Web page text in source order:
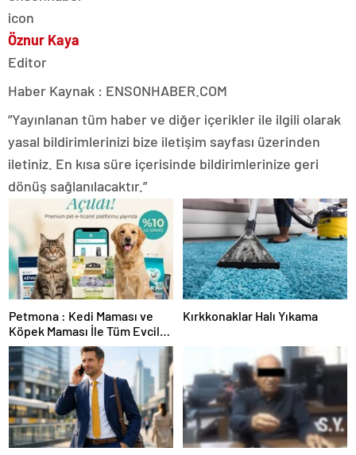
Öznur Kaya
Editor
Haber Kaynak : ENSONHABER.COM
“Yayınlanan tüm haber ve diğer içerikler ile ilgili olarak
yasal bildirimlerinizi bize iletişim sayfası üzerinden
iletiniz. En kısa süre içerisinde bildirimlerinize geri
dönüş sağlanılacaktır.”
Petmona : Kedi Maması ve
Köpek Maması İle Tüm Evcil
Hayvan Ürünleri
Kırkkonaklar Halı Yıkama